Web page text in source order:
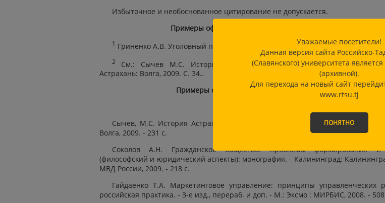
Избыточное и необоснованное цитирование не допускается.
Примеры оформления сносок в тексте научной статьи:
1 Гриненко А.В. Уголовный процесс: учебник. М.: Норма, 2009. С. 25.
2 См.:
Сычев М.С. История Астраханского казачьего войска:
Астрахань: Волга, 2009. С. 34..
Примеры оформления библиографического списка:
Сычев, М.С. История Астраханского казачьего войска: учебное пособие. -
Волга, 2009. - 231 с.
Соколов А.Н. Гражданское общество: проблемы формирования и
(философский и юридический аспекты): монография. - Калининград:
МВД России, 2009. - 218 с.
Гайдаенко Т.А. Маркетинговое управление: принципы управленческих
российская практика. - 3-е изд., перераб. и доп. - М.: Эксмо : МИРБИС, 2008. - 508
Уважаемые посетители!
Данная версия сайта Российско-
(Славянского) университета
(архивной).
Для перехода на новый сайт
www.rtsu.tj
ПОНЯТНО